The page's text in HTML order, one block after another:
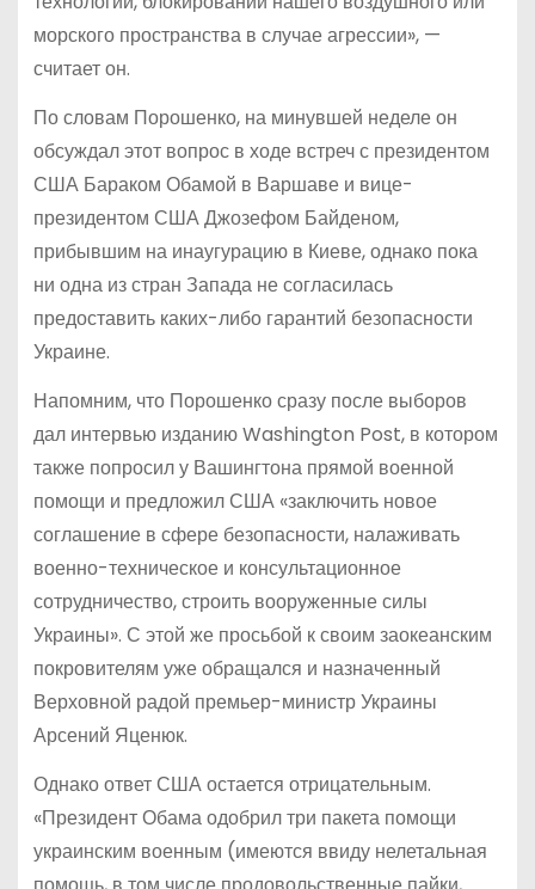
морского пространства в случае агрессии», —
считает он.
По словам Порошенко, на минувшей неделе он
обсуждал этот вопрос в ходе встреч с президентом
США Бараком Обамой в Варшаве и вице-
президентом США Джозефом Байденом,
прибывшим на инаугурацию в Киеве, однако пока
ни одна из стран Запада не согласилась
предоставить каких-либо гарантий безопасности
Украине.
Напомним, что Порошенко сразу после выборов
дал интервью изданию Washington Post, в котором
также попросил у Вашингтона прямой военной
помощи и предложил США «заключить новое
соглашение в сфере безопасности, налаживать
военно-техническое и консультационное
сотрудничество, строить вооруженные силы
Украины». С этой же просьбой к своим заокеанским
покровителям уже обращался и назначенный
Верховной радой премьер-министр Украины
Арсений Яценюк.
Однако ответ США остается отрицательным.
«Президент Обама одобрил три пакета помощи
украинским военным (имеются ввиду нелетальная